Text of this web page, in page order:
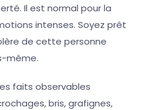
Il est normal pour la
intenses. Soyez prêt
de cette personne
même.
faits observables
bris, grafignes,